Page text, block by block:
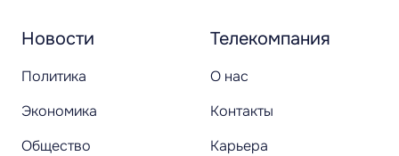
Новости
Политика
Экономика
Общество
Телекомпания
О нас
Контакты
Карьера